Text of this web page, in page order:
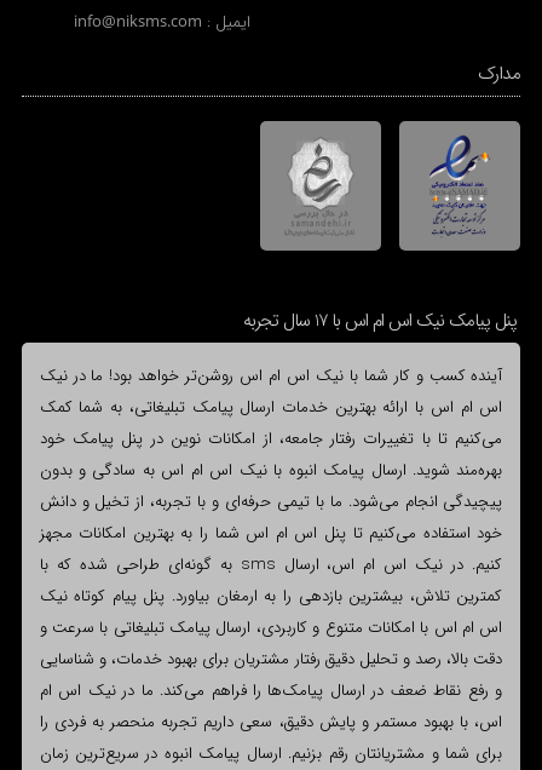
ایمیل : info@niksms.com
مدارک
پنل پیامک نیک اس ام اس با 17 سال تجربه
آینده کسب و کار شما با نیک اس ام اس روشن‌تر خواهد بود! ما در نیک
اس ام اس با ارائه بهترین خدمات ارسال پیامک تبلیغاتی، به شما کمک
می‌کنیم تا با تغییرات رفتار جامعه، از امکانات نوین در پنل پیامک خود
بهره‌مند شوید. ارسال پیامک انبوه با نیک اس ام اس به سادگی و بدون
پیچیدگی انجام می‌شود. ما با تیمی حرفه‌ای و با تجربه، از تخیل و دانش
خود استفاده می‌کنیم تا پنل اس ام اس شما را به بهترین امکانات مجهز
کنیم. در نیک اس ام اس، ارسال sms به گونه‌ای طراحی شده که با
کمترین تلاش، بیشترین بازدهی را به ارمغان بیاورد. پنل پیام کوتاه نیک
اس ام اس با امکانات متنوع و کاربردی، ارسال پیامک تبلیغاتی با سرعت و
دقت بالا، رصد و تحلیل دقیق رفتار مشتریان برای بهبود خدمات، و شناسایی
و رفع نقاط ضعف در ارسال پیامک‌ها را فراهم می‌کند. ما در نیک اس ام
اس، با بهبود مستمر و پایش دقیق، سعی داریم تجربه منحصر به فردی را
برای شما و مشتریانتان رقم بزنیم. ارسال پیامک انبوه در سریع‌ترین زمان